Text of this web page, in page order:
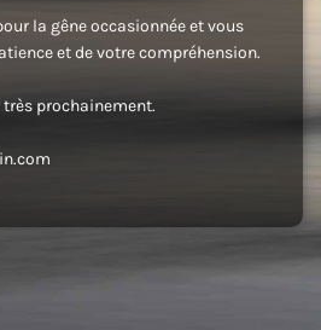
la gêne occasionnée et vous
et de votre compréhension.
prochainement.